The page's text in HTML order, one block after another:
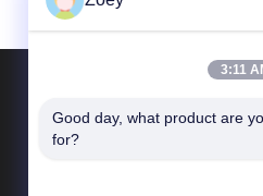
3:11
Good day, what product are
for?